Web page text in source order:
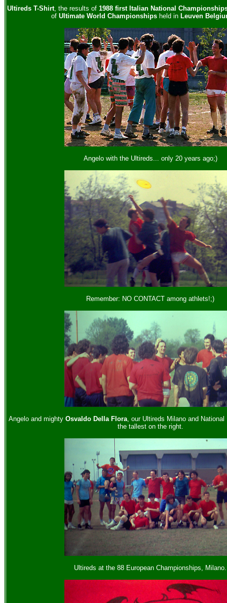
Ultireds T-Shirt, the results of 1988 first Italian National
of Ultimate World Championships held inLeuven
Angelo with the Ultireds... only 20 years ago;)
Remember: NO CONTACT among athlets!;)
Angelo and mighty Osvaldo Della Flora, our Ultireds Milano and
the tallest on the right.
Ultireds at the 88 European Championships, Milano.